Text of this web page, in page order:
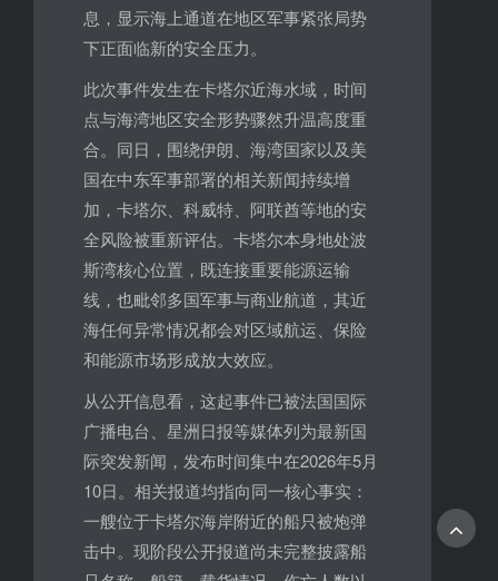
息，显示海上通道在地区军事紧张局势
下正面临新的安全压力。
此次事件发生在卡塔尔近海水域，时间
点与海湾地区安全形势骤然升温高度重
合。同日，围绕伊朗、海湾国家以及美
国在中东军事部署的相关新闻持续增
加，卡塔尔、科威特、阿联酋等地的安
全风险被重新评估。卡塔尔本身地处波
斯湾核心位置，既连接重要能源运输
线，也毗邻多国军事与商业航道，其近
海任何异常情况都会对区域航运、保险
和能源市场形成放大效应。
从公开信息看，这起事件已被法国国际
广播电台、星洲日报等媒体列为最新国
际突发新闻，发布时间集中在2026年5月
10日。相关报道均指向同一核心事实：
一艘位于卡塔尔海岸附近的船只被炮弹
击中。现阶段公开报道尚未完整披露船